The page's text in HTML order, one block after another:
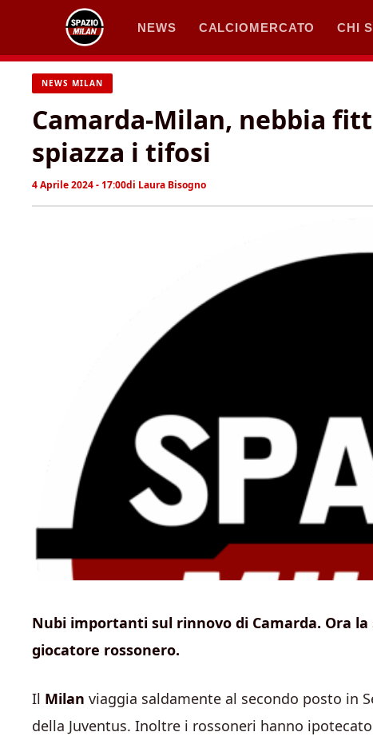
contenuto
NEWS CALCIOMERCATO CHI
NEWS MILAN
Camarda-Milan, nebbia
spiazza i tifosi
4 Aprile 2024 - 17:00di Laura Bisogno
Nubi importanti sul rinnovo di Camarda. Ora
giocatore rossonero.
Il Milan viaggia saldamente al secondo posto in
della Juventus. Inoltre i rossoneri hanno